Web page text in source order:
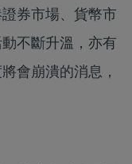
券市場、貨幣市
不斷升溫，亦有
會崩潰的消息，